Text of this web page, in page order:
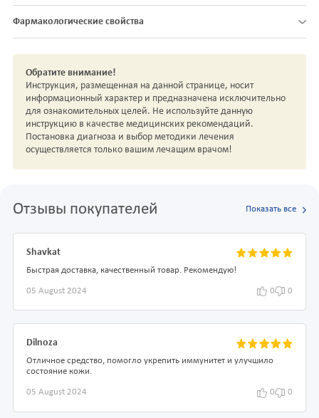
Фармакологические свойства
Обратите внимание!
Инструкция, размещенная на данной странице, носит
информационный характер и предназначена исключительно
для ознакомительных целей. Не используйте данную
инструкцию в качестве медицинских рекомендаций.
Постановка диагноза и выбор методики лечения
осуществляется только вашим лечащим врачом!
Отзывы покупателей Показать все
Shavkat
Быстрая доставка, качественный товар. Рекомендую!
05 August 2024 0 0
Dilnoza
Отличное средство, помогло укрепить иммунитет и улучшило
состояние кожи.
05 August 2024 0 0